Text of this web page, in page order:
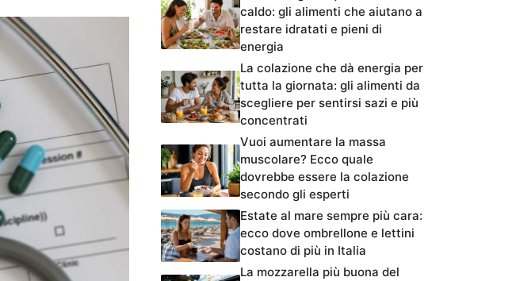
caldo: gli alimenti che aiutano a
restare idratati e pieni di
energia
La colazione che dà energia per
tutta la giornata: gli alimenti da
scegliere per sentirsi sazi e più
concentrati
Vuoi aumentare la massa
muscolare? Ecco quale
dovrebbe essere la colazione
secondo gli esperti
Estate al mare sempre più cara:
ecco dove ombrellone e lettini
costano di più in Italia
La mozzarella più buona del